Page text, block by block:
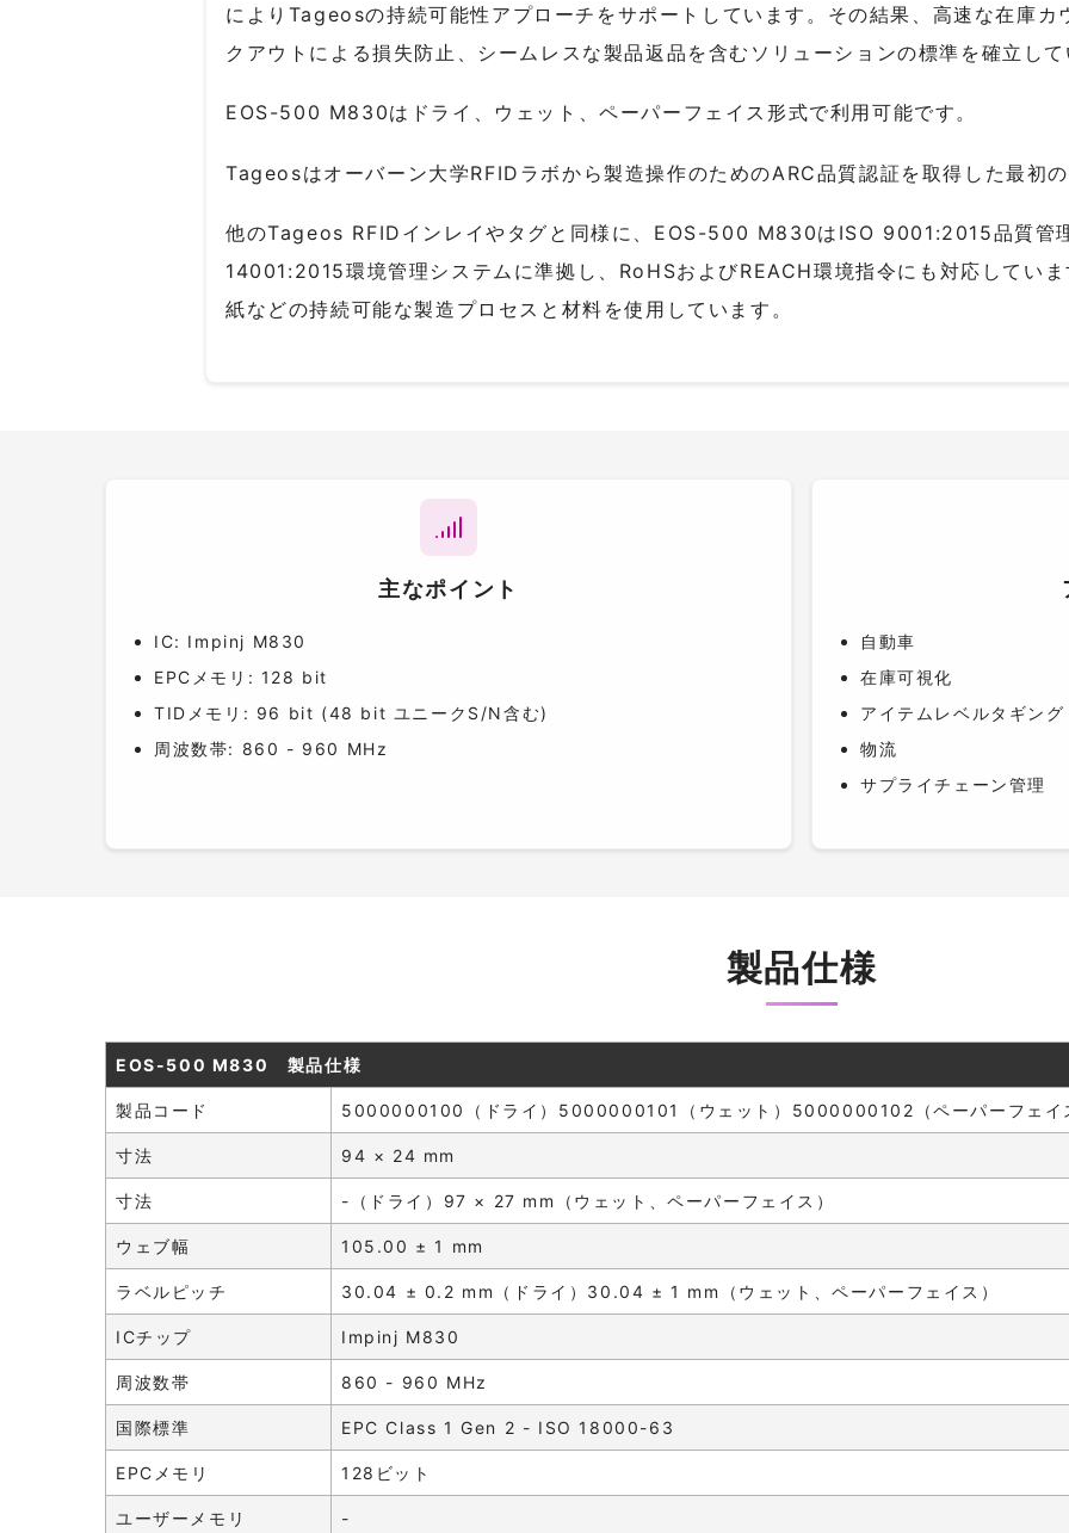
によりTageosの持続可能性アプローチをサポートしています。その結果、高速な在庫カ
クアウトによる損失防止、シームレスな製品返品を含むソリューションの標準を確立し
EOS-500 M830はドライ、ウェット、ペーパーフェイス形式で利用可能です。
Tageosはオーバーン大学RFIDラボから製造操作のためのARC品質認証を取得した最初
他のTageos RFIDインレイやタグと同様に、EOS-500 M830はISO 9001:2015品質管
14001:2015環境管理システムに準拠し、RoHSおよびREACH環境指令にも対応してい
紙などの持続可能な製造プロセスと材料を使用しています。
主なポイント
IC: Impinj M830
EPCメモリ: 128 bit
TIDメモリ: 96 bit (48 bit ユニークS/N含む)
周波数帯: 860 - 960 MHz
自動車
在庫可視化
アイテムレベルタギング
物流
サプライチェーン管理
製品仕様
EOS-500 M830 製品仕様
製品コード 5000000100（ドライ）5000000101（ウェット）5000000102（ペーパーフェイ
寸法 94 × 24 mm
寸法 -（ドライ）97 × 27 mm（ウェット、ペーパーフェイス）
ウェブ幅 105.00 ± 1 mm
ラベルピッチ 30.04 ± 0.2 mm（ドライ）30.04 ± 1 mm（ウェット、ペーパーフェイス）
ICチップ Impinj M830
周波数帯 860 - 960 MHz
国際標準 EPC Class 1 Gen 2 - ISO 18000-63
EPCメモリ 128ビット
ユーザーメモリ -